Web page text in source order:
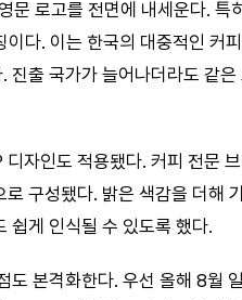
문 로고를 전면에 내세운다. 특
다. 이는 한국의 대중적인 커
진출 국가가 늘어나더라도 같
자인도 적용됐다. 커피 전문
구성됐다. 밝은 색감을 더해
쉽게 인식될 수 있도록 했다.
도 본격화한다. 우선 올해 8월